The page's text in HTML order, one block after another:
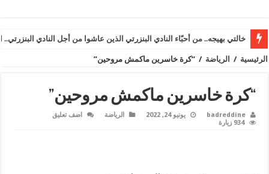
خالتي بهيجه.. من أحبّاء النادي البنزرتي الذين عاشوا من أجل النادي البنزرتي..
الرئيسية / الرياضة / “كرة خاسرين ماكمش مروحين”
“كرة خاسرين ماكمش مروحين”
badreddine يونيو 24, 2022 الرياضة
اضف تعليق
934 زيارة